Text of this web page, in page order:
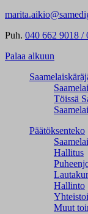
Puh. 040 662 9018 /
Palaa alkuun
Töissä
Päätöksenteko
Hallitus
Hallinto
Muut